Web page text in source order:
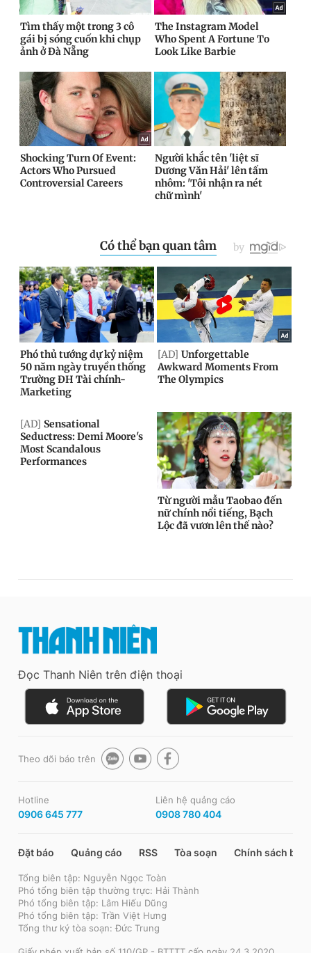
Đọc Thanh Niên trên điện thoại
Theo dõi báo trên
Hotline
0906 645 777
Liên hệ quảng cáo
0908 780 404
Đặt báo Quảng cáo RSS Tòa soạn Chính sách bảo
Tổng biên tập: Nguyễn Ngọc Toàn
Phó tổng biên tập thường trực: Hải Thành
Phó tổng biên tập: Lâm Hiếu Dũng
Phó tổng biên tập: Trần Việt Hưng
Tổng thư ký tòa soạn: Đức Trung